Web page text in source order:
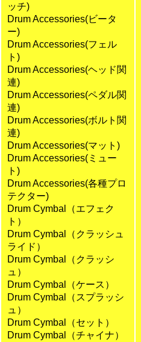
ッチ)
Drum Accessories(ビータ
ー)
Drum Accessories(フェル
ト)
Drum Accessories(ヘッド関
連)
Drum Accessories(ペダル関
連)
Drum Accessories(ボルト関
連)
Drum Accessories(マット)
Drum Accessories(ミュー
ト)
Drum Accessories(各種プロ
テクター)
Drum Cymbal（エフェク
ト）
Drum Cymbal（クラッシュ
ライド）
Drum Cymbal（クラッシ
ュ）
Drum Cymbal（ケース）
Drum Cymbal（スプラッシ
ュ）
Drum Cymbal（セット）
Drum Cymbal（チャイナ）